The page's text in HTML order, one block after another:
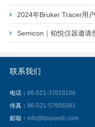
2024年Bruker Tracer用
联系我们
电话： 86-021-37018108
传真： 86-021-57656381
邮箱： info@boyuesh.com